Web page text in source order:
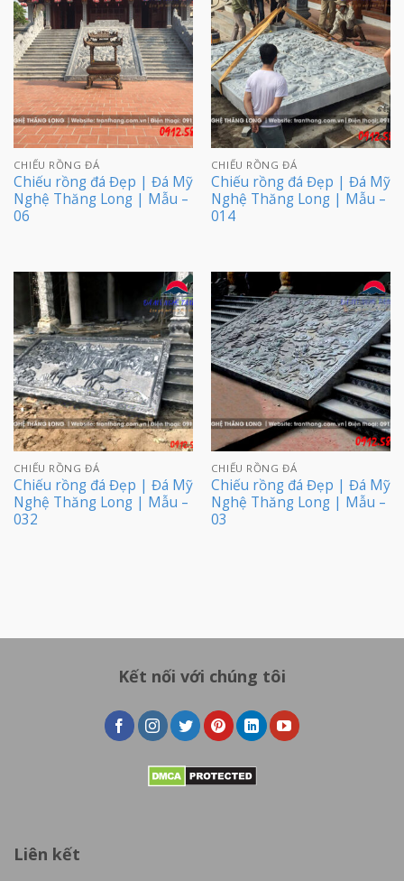
CHIẾU RỒNG ĐÁ
Chiếu rồng đá Đẹp | Đá Mỹ
Nghệ Thăng Long | Mẫu –
06
CHIẾU RỒNG ĐÁ
Chiếu rồng đá Đẹp | Đá Mỹ
Nghệ Thăng Long | Mẫu –
014
CHIẾU RỒNG ĐÁ
Chiếu rồng đá Đẹp | Đá Mỹ
Nghệ Thăng Long | Mẫu –
032
CHIẾU RỒNG ĐÁ
Chiếu rồng đá Đẹp | Đá Mỹ
Nghệ Thăng Long | Mẫu –
03
Kết nối với chúng tôi
Liên kết